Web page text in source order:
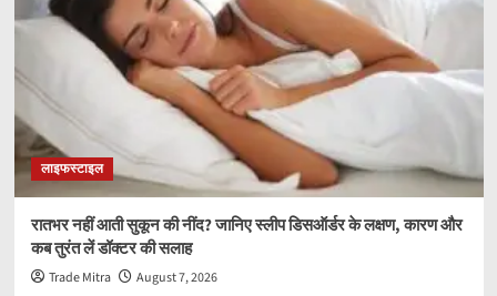
लाइफस्टाइल
रातभर नहीं आती सुकून की नींद? जानिए स्लीप डिसऑर्डर के लक्षण, कारण और
कब तुरंत लें डॉक्टर की सलाह
Trade Mitra August 7, 2026